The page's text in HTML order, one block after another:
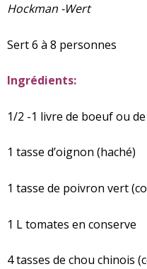
Hockman -Wert
Sert 6 à 8 personnes
Ingrédients:
1/2 -1 livre de boeuf ou
1 tasse d’oignon (haché)
1 tasse de poivron vert
1 L tomates en conserve
4 tasses de chou chinois